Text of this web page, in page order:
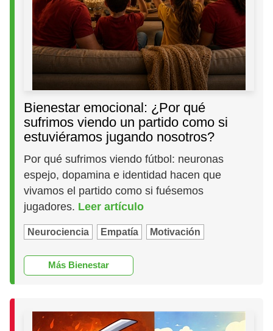
Bienestar emocional: ¿Por qué
sufrimos viendo un partido como si
estuviéramos jugando nosotros?
Por qué sufrimos viendo fútbol: neuronas
espejo, dopamina e identidad hacen que
vivamos el partido como si fuésemos
jugadores. Leer artículo
Neurociencia Empatía Motivación
Más Bienestar